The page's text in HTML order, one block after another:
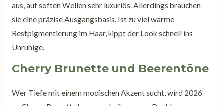
aus, auf soften Wellen sehr luxuriös. Allerdings brauchen
sie eine präzise Ausgangsbasis. Ist zu viel warme
Restpigmentierung im Haar, kippt der Look schnell ins
Unruhige.
Cherry Brunette und Beerentöne
Wer Tiefe mit einem modischen Akzent sucht, wird 2026